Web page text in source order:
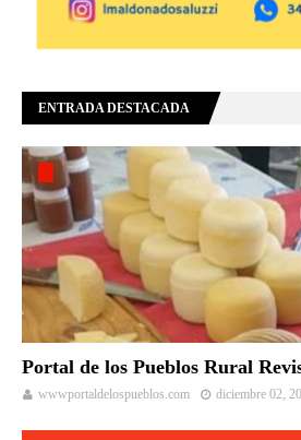
ENTRADA DESTACADA
Portal de los Pueblos Rural
wwwportaldelospueblos.com diciembre 02,